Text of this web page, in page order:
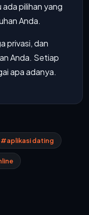
ada pilihan yang
Anda.
privasi, dan
Anda. Setiap
apa adanya.
#aplikasi dating